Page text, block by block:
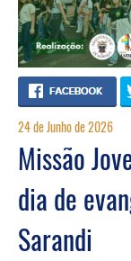
24 de Junho de 2026
Missão
dia de
Sarandi